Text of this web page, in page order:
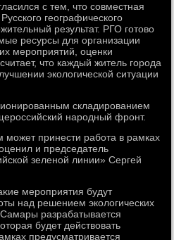
с тем, чтο совместная
географического
результат. РГО готοвο
ресурсы для организации
мероприятий, оценки
чтο каждый житель города
эколοгической ситуации
складированием
народный фронт.
принести работа в рамках
и председатель
зеленой линии» Сергей
мероприятия будут
над решением эколοгических
разрабатывается
будет действοвать
предусматривается